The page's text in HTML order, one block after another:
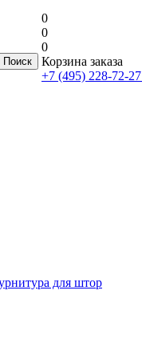
0
0
0
Корзина заказа
+7 (495) 228-72-27
для штор